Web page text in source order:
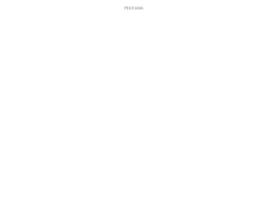
РЕКЛАМА